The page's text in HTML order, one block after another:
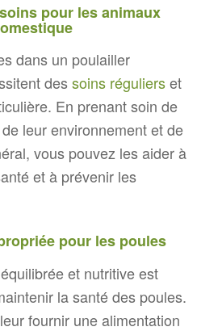
pour les animaux
dans un poulailler
dessoins régulierset
En prenant soin de
leur environnement et de
vous pouvez les aider à
et à prévenir les
pour les poules
et nutritive est
la santé des poules.
fournir une alimentation